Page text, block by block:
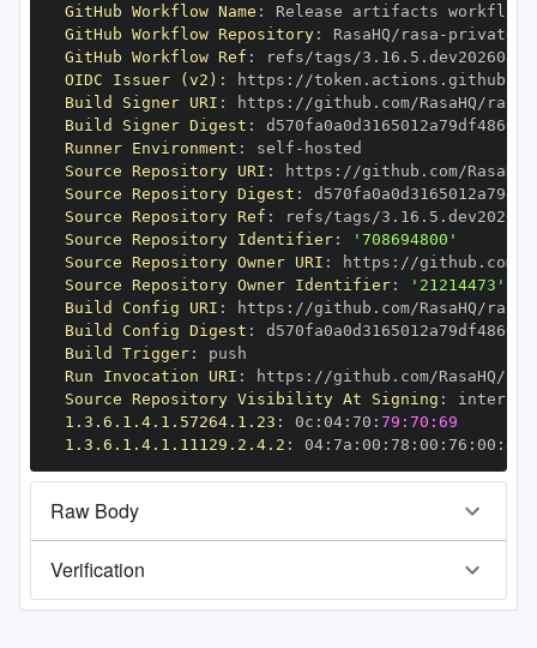
GitHub Workflow Name :
GitHub Workflow Repository: RasaHQ/rasa -
GitHub Workflow Ref :
OIDC Issuer (v2) : https :
Build Signer URI : https : //github.com/RasaHQ/rasa
Build Signer Digest :
Runner Environment : self -
Source Repository URI : https : //github.com/
Source Repository Digest :
Source Repository Ref :
Source Repository Identifier:
'708694800'
Source Repository Owner URI : https :
Source Repository Owner Identifier:
'21214473'
Build Config URI : https : //github.com/RasaHQ/rasa
Build Config Digest :
Build Trigger:
Run Invocation URI : https : //github.com/RasaHQ/
Source Repository Visibility At Signing :
1.3.6.1.4.1.57264.1.23 : 0c : 04: 70 : 79:70:69
1.3.6.1.4.1.11129.2.4.2 : 04: 7a : 00 : 78 : 00 : 76 : 00 : dd
Raw Body
Verification